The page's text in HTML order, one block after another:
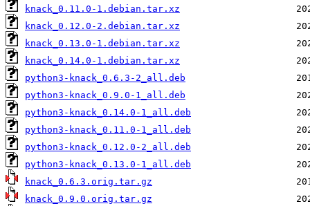
knack_0.11.0-1.debian.tar.xz
knack_0.12.0-2.debian.tar.xz
knack_0.13.0-1.debian.tar.xz
knack_0.14.0-1.debian.tar.xz
python3-knack_0.6.3-2_all.deb
python3-knack_0.9.0-1_all.deb
python3-knack_0.14.0-1_all.deb
python3-knack_0.11.0-1_all.deb
python3-knack_0.12.0-2_all.deb
python3-knack_0.13.0-1_all.deb
knack_0.6.3.orig.tar.gz
knack_0.9.0.orig.tar.gz